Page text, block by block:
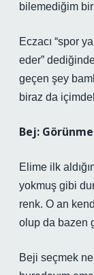
bilemediğim
Eczacı “spor
eder”
geçen şey
biraz da
Bej:
Elime ilk
yokmuş gibi
renk. O an
olup da bazen
Beji seçmek